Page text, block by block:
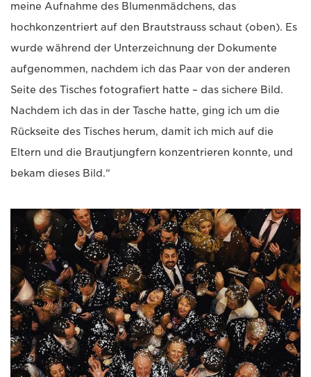
meine Aufnahme des Blumenmädchens, das
hochkonzentriert auf den Brautstrauss schaut (oben). Es
wurde während der Unterzeichnung der Dokumente
aufgenommen, nachdem ich das Paar von der anderen
Seite des Tisches fotografiert hatte – das sichere Bild.
Nachdem ich das in der Tasche hatte, ging ich um die
Rückseite des Tisches herum, damit ich mich auf die
Eltern und die Brautjungfern konzentrieren konnte, und
bekam dieses Bild.“